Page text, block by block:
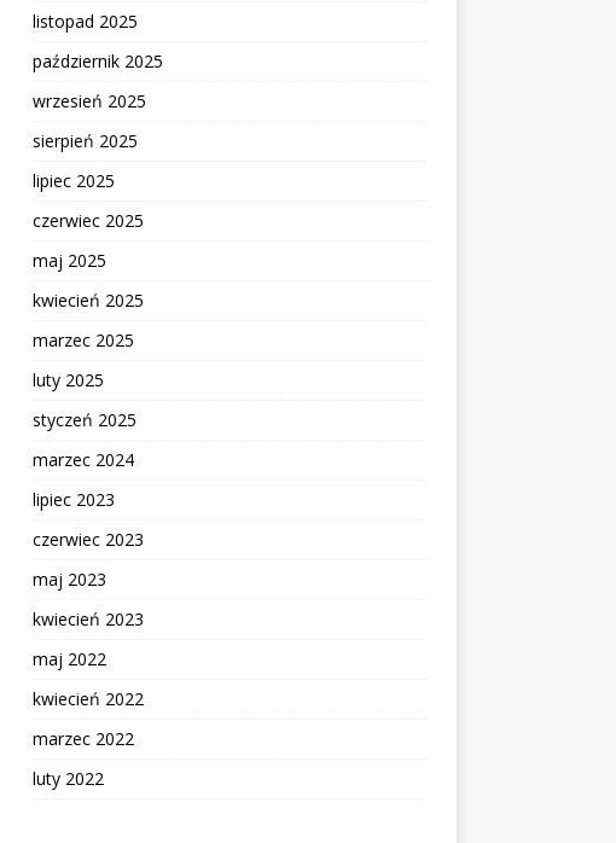
listopad 2025
październik 2025
wrzesień 2025
sierpień 2025
lipiec 2025
czerwiec 2025
maj 2025
kwiecień 2025
marzec 2025
luty 2025
styczeń 2025
marzec 2024
lipiec 2023
czerwiec 2023
maj 2023
kwiecień 2023
maj 2022
kwiecień 2022
marzec 2022
luty 2022